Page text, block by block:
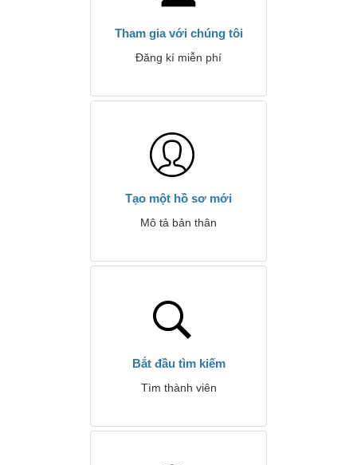
Tham gia với chúng tôi
Đăng kí miễn phí
Tạo một hồ sơ mới
Mô tả bản thân
Bắt đầu tìm kiếm
Tìm thành viên